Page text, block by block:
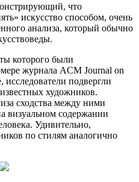
что
искусство способом, очень
анализа, который обычно
которого были
журнала ACM Journal on
подвергли
художников.
сходства между ними
визуальном содержании
Удивительно,
по стилям аналогично